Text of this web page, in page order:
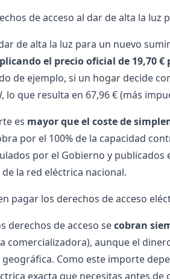
de acceso al dar de alta la luz
de alta la luz para un nuevo
el precio oficial de 19,70
de ejemplo, si un hogar decide
lo que resulta en 67,96 € (más
es mayor que el coste de
por el 100% de la capacidad
por el Gobierno y
la red eléctrica nacional.
pagar los derechos de acceso
derechos de acceso secobran
comercializadora), aunque el
Como este importe
exacta que necesitas antes